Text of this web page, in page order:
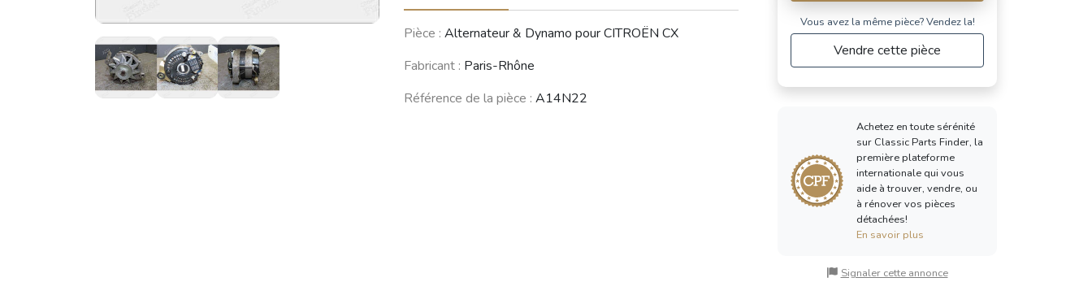
Pièce : Alternateur & Dynamo pour CITROËN CX
Fabricant : Paris-Rhône
Référence de la pièce : A14N22
Vous avez la même pièce? Vendez la!
Vendre cette pièce
Achetez en toute sérénité
sur Classic Parts Finder, la
première plateforme
internationale qui vous
aide à trouver, vendre, ou
à rénover vos pièces
détachées!
En savoir plus
Signaler cette annonce